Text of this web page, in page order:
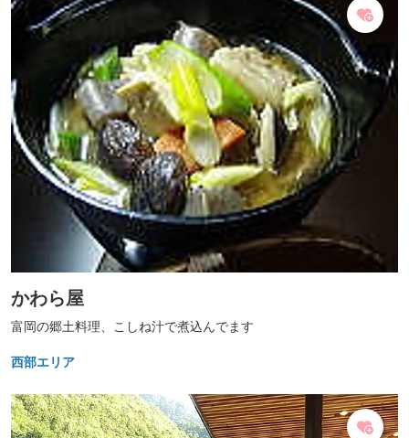
す。 ※不定休 メニューなどの詳細はＵＲＬをご確認ください。
かわら屋
富岡の郷土料理、こしね汁で煮込んでます
西部エリア